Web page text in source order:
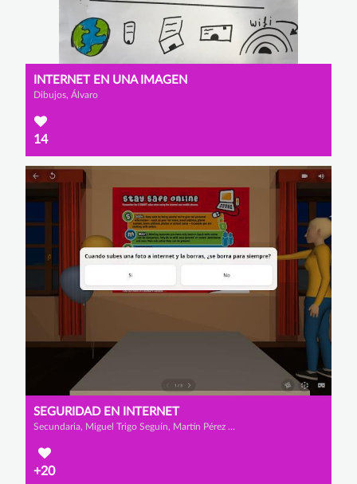
INTERNET EN UNA IMAGEN
Dibujos, Álvaro
14
SEGURIDAD EN INTERNET
Secundaria, Miguel Trigo Seguín, Martín Pérez Domínguez y Iago Caneda Borrajo
+20